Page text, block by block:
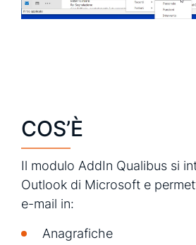
richiedi
COS’È
Il modulo AddIn Qualibus si
Outlook di Microsoft e
e-mail in:
Anagrafiche